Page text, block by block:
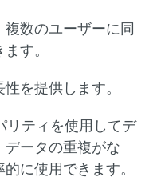
数のユーザーに同
す。
を提供します。
リティを使用してデ
データの重複がな
に使用できます。